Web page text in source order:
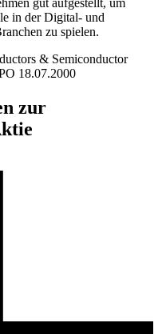
gut aufgestellt, um
in der Digital- und
zu spielen.
& Semiconductor
18.07.2000
zur